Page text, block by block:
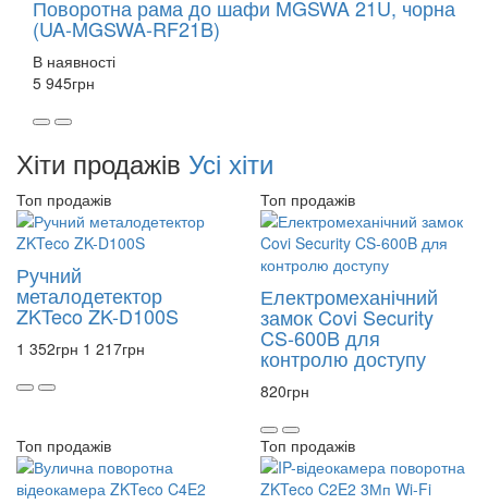
Поворотна рама до шафи MGSWA 21U, чорна
(UA-MGSWA-RF21B)
В наявності
5 945грн
Хіти продажів Усі хіти
Топ продажів
Ручний
металодетектор
ZKTeco ZK-D100S
1 352грн 1 217грн
Топ продажів
Електромеханічний
замок Covi Security
CS-600B для
контролю доступу
820грн
Топ продажів Топ продажів